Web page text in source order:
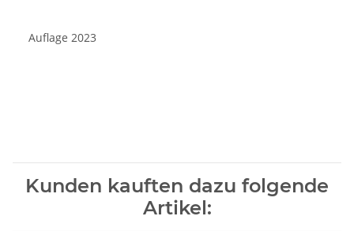
Auflage 2023
Kunden kauften dazu folgende
Artikel: